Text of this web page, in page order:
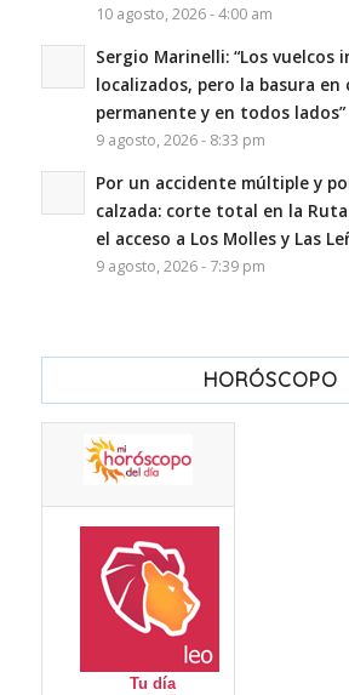
10 agosto, 2026 - 4:00 am
Sergio Marinelli: “Los vuelcos
localizados, pero la basura en
permanente y en todos lados”
9 agosto, 2026 - 8:33 pm
Por un accidente múltiple y
calzada: corte total en la
el acceso a Los Molles y Las
9 agosto, 2026 - 7:39 pm
HORÓSCOPO